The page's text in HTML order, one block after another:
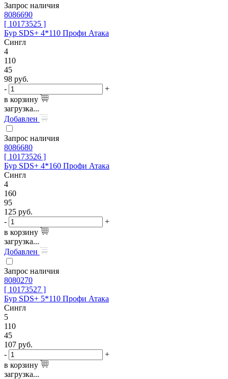
Запрос наличия
8086690
[ 10173525 ]
Бур SDS+ 4*110 Профи Атака
Сингл
4
110
45
98 руб.
-
+
в корзину
загрузка...
Добавлен
Запрос наличия
8086680
[ 10173526 ]
Бур SDS+ 4*160 Профи Атака
Сингл
4
160
95
125 руб.
-
+
в корзину
загрузка...
Добавлен
Запрос наличия
8080270
[ 10173527 ]
Бур SDS+ 5*110 Профи Атака
Сингл
5
110
45
107 руб.
-
+
в корзину
загрузка...